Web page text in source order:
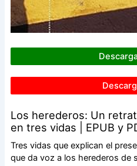
Los herederos: Un
en tres vidas | EPUB y
Tres vidas que explican el
que da voz a los herederos de